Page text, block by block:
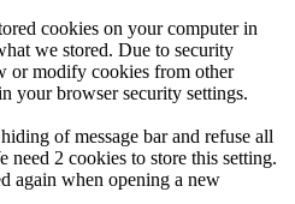
cookies on your computer in
we stored. Due to security
or modify cookies from other
your browser security settings.
of message bar and refuse all
2 cookies to store this setting.
again when opening a new